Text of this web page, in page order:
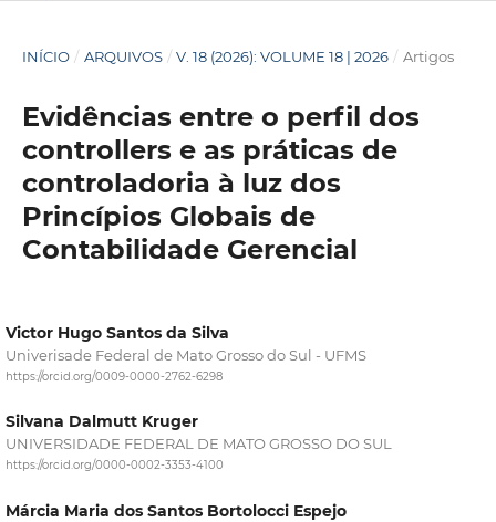
INÍCIO / ARQUIVOS / V. 18 (2026): VOLUME 18 | 2026 / Artigos
Evidências entre o perfil dos
controllers e as práticas de
controladoria à luz dos
Princípios Globais de
Contabilidade Gerencial
Victor Hugo Santos da Silva
Univerisade Federal de Mato Grosso do Sul - UFMS
https://orcid.org/0009-0000-2762-6298
Silvana Dalmutt Kruger
UNIVERSIDADE FEDERAL DE MATO GROSSO DO SUL
https://orcid.org/0000-0002-3353-4100
Márcia Maria dos Santos Bortolocci Espejo